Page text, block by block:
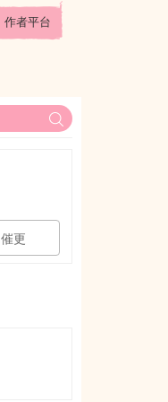
作者平台
催更